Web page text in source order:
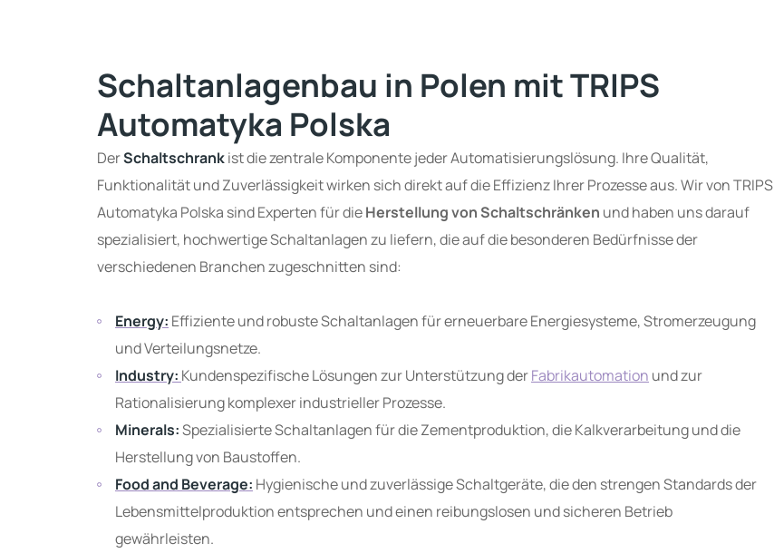
Schaltanlagenbau in Polen mit TRIPS
Automatyka Polska
DerSchaltschrankist die zentrale Komponente jeder Automatisierungslösung. Ihre Qualität,
Funktionalität und Zuverlässigkeit wirken sich direkt auf die Effizienz Ihrer Prozesse aus. Wir von TRIPS
Automatyka Polska sind Experten für dieHerstellung von Schaltschränken und haben uns darauf
spezialisiert, hochwertige Schaltanlagen zu liefern, die auf die besonderen Bedürfnisse der
verschiedenen Branchen zugeschnitten sind:
Energy: Effiziente und robuste Schaltanlagen für erneuerbare Energiesysteme, Stromerzeugung
und Verteilungsnetze.
Industry: Kundenspezifische Lösungen zur Unterstützung derFabrikautomation und zur
Rationalisierung komplexer industrieller Prozesse.
Minerals:Spezialisierte Schaltanlagen für die Zementproduktion, die Kalkverarbeitung und die
Herstellung von Baustoffen.
Food and Beverage: Hygienische und zuverlässige Schaltgeräte, die den strengen Standards der
Lebensmittelproduktion entsprechen und einen reibungslosen und sicheren Betrieb
gewährleisten.